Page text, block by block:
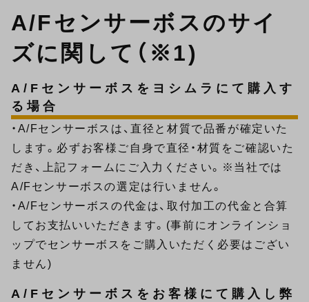
A/Fセンサーボスのサイ
ズに関して（※1)
A/Fセンサーボスをヨシムラにて購入す
る場合
・A/Fセンサーボスは、直径と材質で品番が確定いた
します。必ずお客様ご自身で直径・材質をご確認いた
だき、上記フォームにご入力ください。※当社では
A/Fセンサーボスの選定は行いません。
・A/Fセンサーボスの代金は、取付加工の代金と合算
してお支払いいただきます。(事前にオンラインショ
ップでセンサーボスをご購入いただく必要はござい
ません)
A/Fセンサーボスをお客様にて購入し弊